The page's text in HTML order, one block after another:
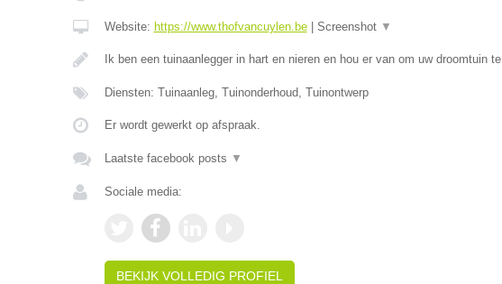
Website: https://www.thofvancuylen.be| Screenshot ▼
Ik ben een tuinaanlegger in hart en nieren en hou er van om uw droomtuin te
Diensten: Tuinaanleg, Tuinonderhoud, Tuinontwerp
Er wordt gewerkt op afspraak.
Laatste facebook posts ▼
Sociale media:
BEKIJK VOLLEDIG PROFIEL